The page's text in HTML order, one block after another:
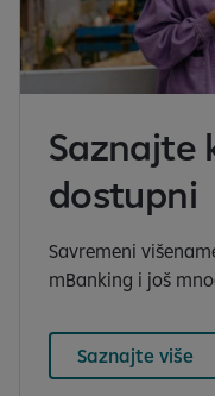
Saznajte
dostupni
Savremeni
mBanking i još
Saznajte više